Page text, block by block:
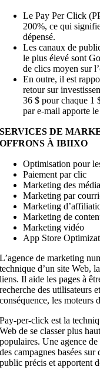
Le Pay Per Click
200%, ce qui
dépensé.
Les canaux de
le plus élevé sont
de clics moyen sur
En outre, il est
retour sur
36 $ pour chaque 1
par e-mail apporte
SERVICES DE
OFFRONS À IBIIXO
Optimisation pour
Paiement par clic
Marketing des
Marketing par
Marketing
Marketing de
Marketing vidéo
App Store
L’agence de marketing
technique d’un site Web,
liens. Il aide les pages à
recherche des utilisateurs
conséquence, les moteurs
Pay-per-click est la
Web de se classer plus
populaires. Une agence
des campagnes basées
public précis et apportent